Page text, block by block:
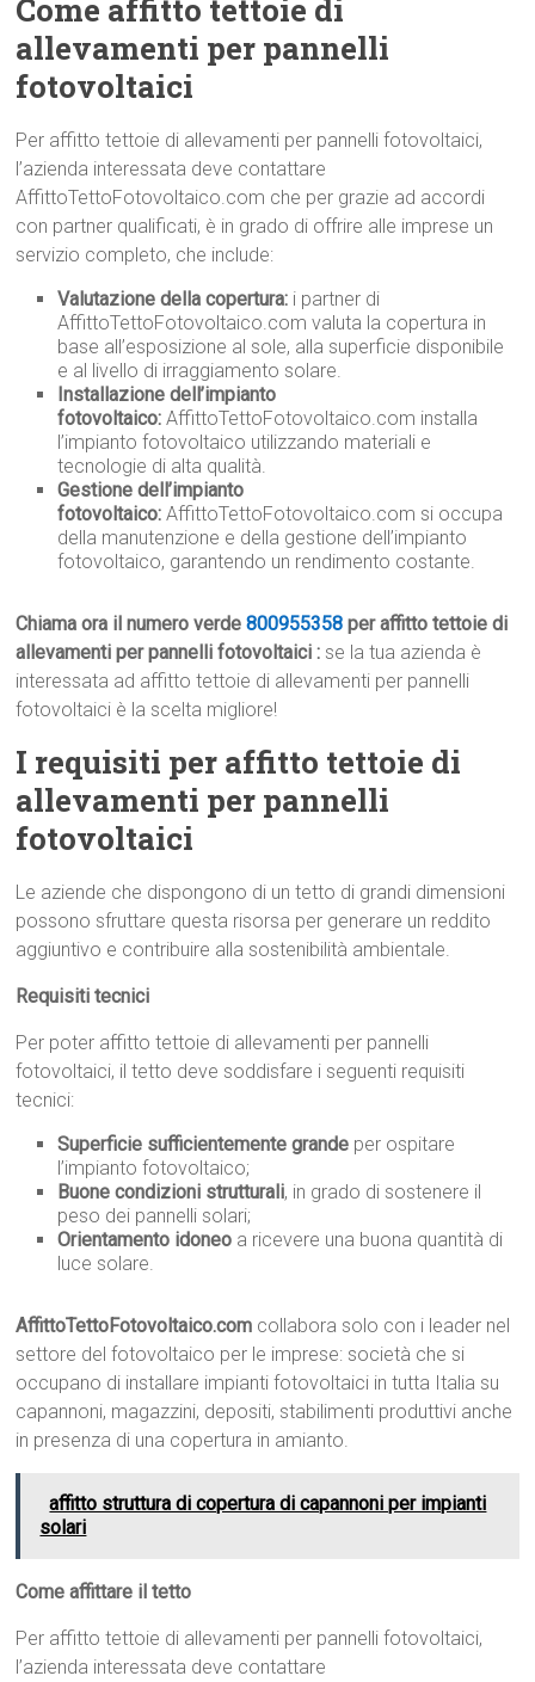
Come affitto tettoie di
allevamenti per pannelli
fotovoltaici
Per affitto tettoie di allevamenti per pannelli fotovoltaici,
l’azienda interessata deve contattare
AffittoTettoFotovoltaico.com che per grazie ad accordi
con partner qualificati, è in grado di offrire alle imprese un
servizio completo, che include:
Valutazione della copertura: i partner di
AffittoTettoFotovoltaico.com valuta la copertura in
base all’esposizione al sole, alla superficie disponibile
e al livello di irraggiamento solare.
Installazione dell’impianto
fotovoltaico: AffittoTettoFotovoltaico.com installa
l’impianto fotovoltaico utilizzando materiali e
tecnologie di alta qualità.
Gestione dell’impianto
fotovoltaico: AffittoTettoFotovoltaico.com si occupa
della manutenzione e della gestione dell’impianto
fotovoltaico, garantendo un rendimento costante.
Chiama ora il numero verde800955358 per affitto tettoie di
allevamenti per pannelli fotovoltaici : se la tua azienda è
interessata ad affitto tettoie di allevamenti per pannelli
fotovoltaici è la scelta migliore!
I requisiti per affitto tettoie di
allevamenti per pannelli
fotovoltaici
Le aziende che dispongono di un tetto di grandi dimensioni
possono sfruttare questa risorsa per generare un reddito
aggiuntivo e contribuire alla sostenibilità ambientale.
Requisiti tecnici
Per poter affitto tettoie di allevamenti per pannelli
fotovoltaici, il tetto deve soddisfare i seguenti requisiti
tecnici:
Superficie sufficientemente grande per ospitare
l’impianto fotovoltaico;
Buone condizioni strutturali, in grado di sostenere il
peso dei pannelli solari;
Orientamento idoneo a ricevere una buona quantità di
luce solare.
AffittoTettoFotovoltaico.com collabora solo con i leader nel
settore del fotovoltaico per le imprese: società che si
occupano di installare impianti fotovoltaici in tutta Italia su
capannoni, magazzini, depositi, stabilimenti produttivi anche
in presenza di una copertura in amianto.
affitto struttura di copertura di capannoni per impianti
solari
Come affittare il tetto
Per affitto tettoie di allevamenti per pannelli fotovoltaici,
l’azienda interessata deve contattare